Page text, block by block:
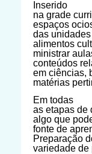
Inserido
na grade
espaços
das
alimentos
ministrar
conteúdos
em ciências,
matérias
Em todas
as etapas de
algo que
fonte de
Preparação
variedade de